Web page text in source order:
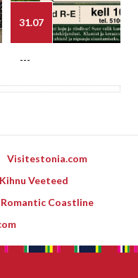
31.07
---
Visitestonia.com
Kihnu Veeteed
Romantic Coastline